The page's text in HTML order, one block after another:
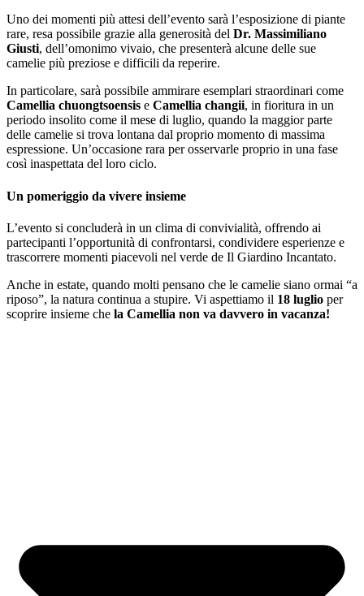
Uno dei momenti più attesi dell’evento sarà l’esposizione di piante
rare, resa possibile grazie alla generosità del Dr. Massimiliano
Giusti, dell’omonimo vivaio, che presenterà alcune delle sue
camelie più preziose e difficili da reperire.
In particolare, sarà possibile ammirare esemplari straordinari come
Camellia chuongtsoensis e Camellia changii, in fioritura in un
periodo insolito come il mese di luglio, quando la maggior parte
delle camelie si trova lontana dal proprio momento di massima
espressione. Un’occasione rara per osservarle proprio in una fase
così inaspettata del loro ciclo.
Un pomeriggio da vivere insieme
L’evento si concluderà in un clima di convivialità, offrendo ai
partecipanti l’opportunità di confrontarsi, condividere esperienze e
trascorrere momenti piacevoli nel verde de Il Giardino Incantato.
Anche in estate, quando molti pensano che le camelie siano ormai “a
riposo”, la natura continua a stupire. Vi aspettiamo il 18 luglio per
scoprire insieme che la Camellia non va davvero in vacanza!